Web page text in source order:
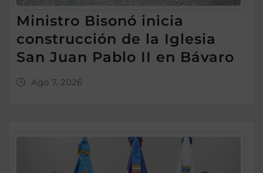
Ministro Bisonó inicia
construcción de la Iglesia
San Juan Pablo II en Bávaro
Ago 7, 2026